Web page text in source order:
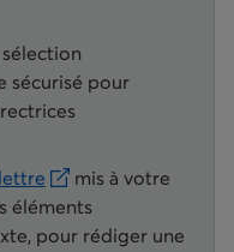
sécurisé pour
mis à votre
éléments
pour rédiger une